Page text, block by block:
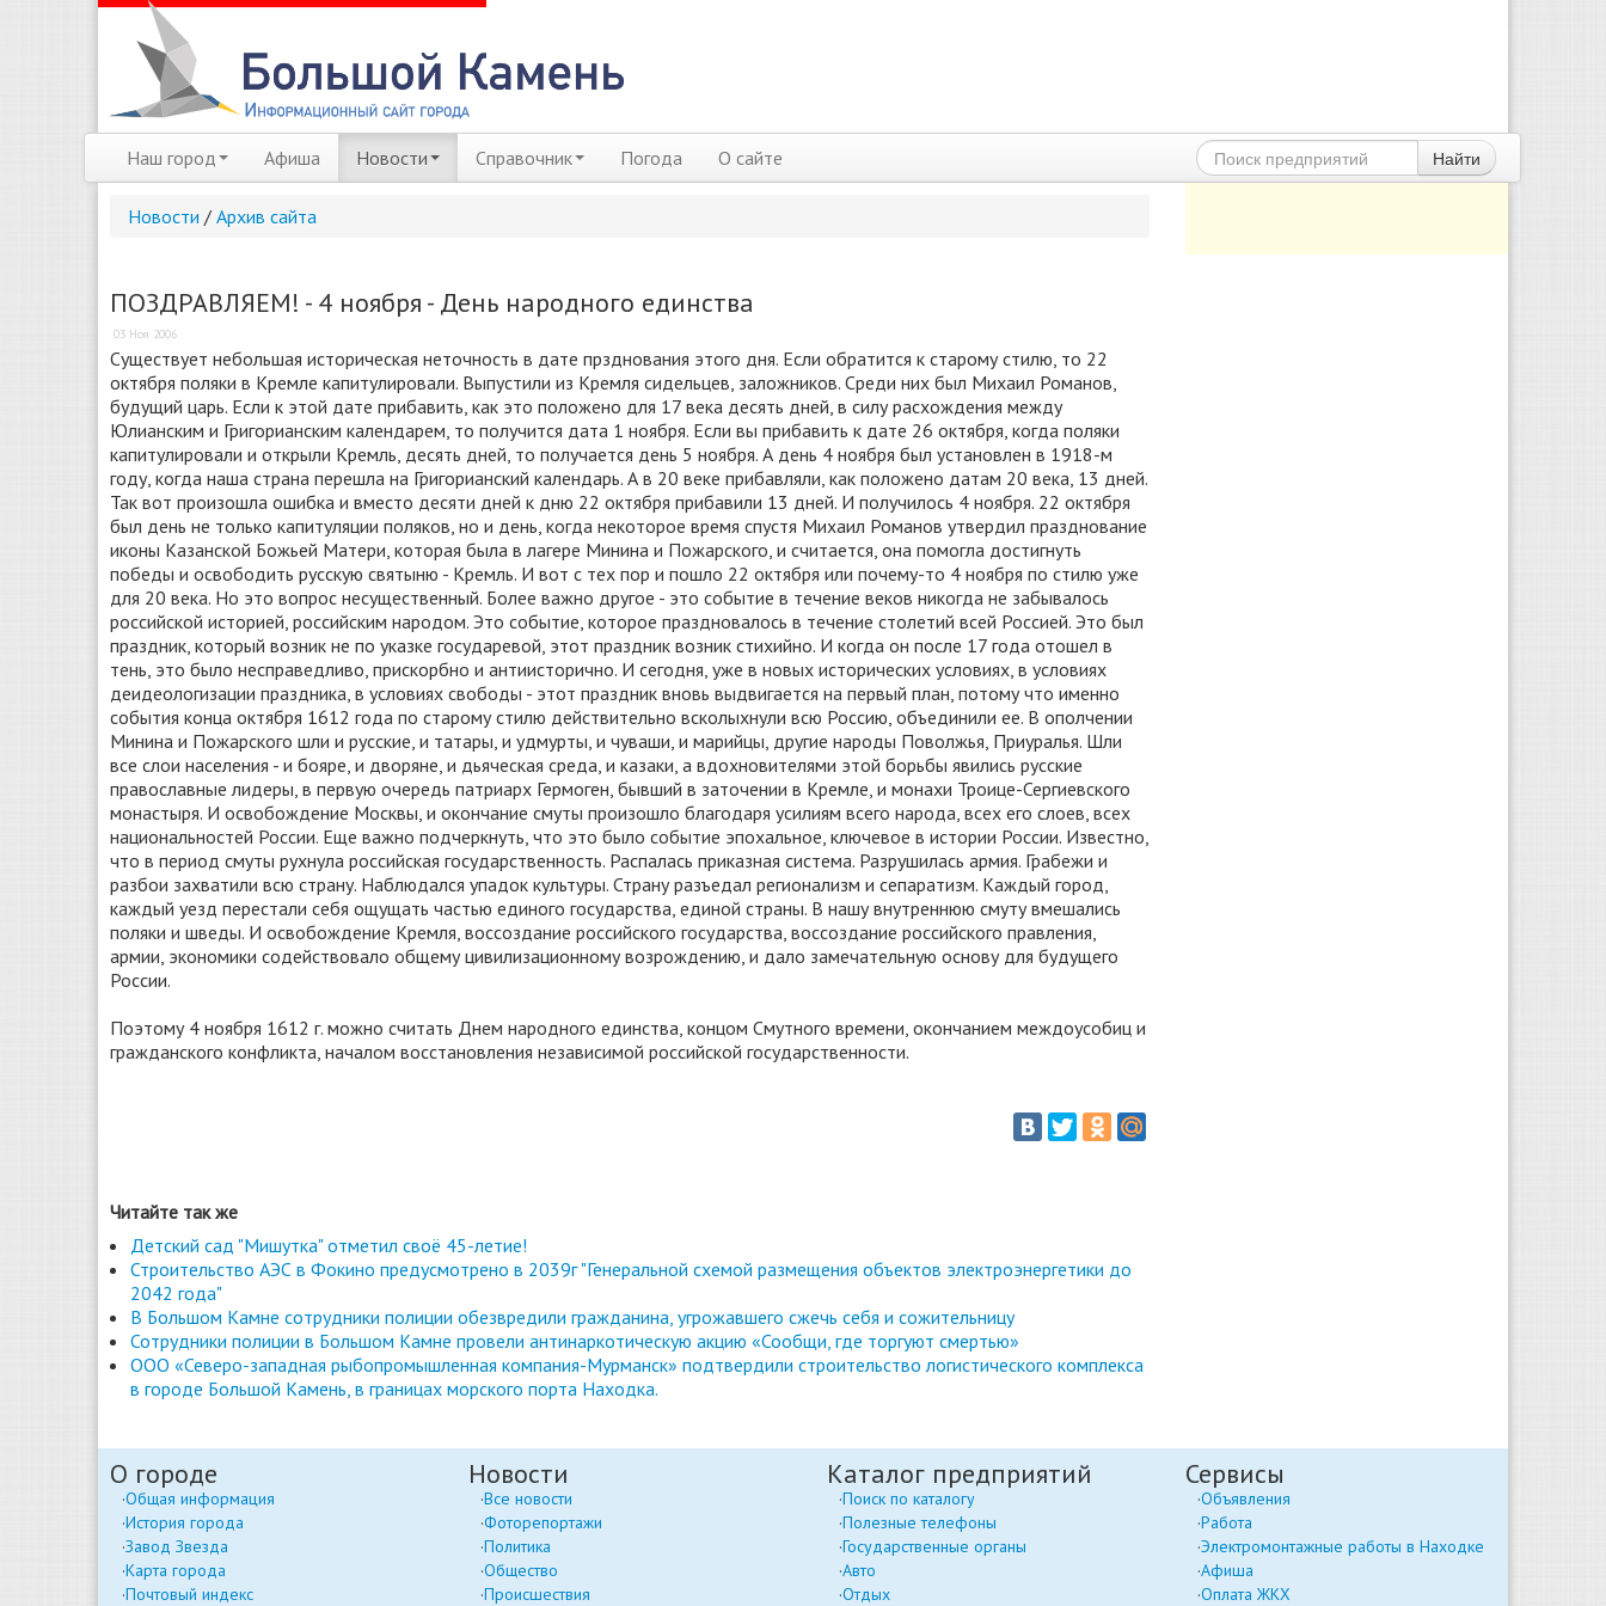
Наш город Афиша Новости Справочник Погода О сайте Найти
Новости / Архив сайта
ПОЗДРАВЛЯЕМ! - 4 ноября - День народного единства
03 Ноя 2006
Существует небольшая историческая неточность в дате прзднования этого дня. Если обратится к старому стилю, то 22
октября поляки в Кремле капитулировали. Выпустили из Кремля сидельцев, заложников. Среди них был Михаил Романов,
будущий царь. Если к этой дате прибавить, как это положено для 17 века десять дней, в силу расхождения между
Юлианским и Григорианским календарем, то получится дата 1 ноября. Если вы прибавить к дате 26 октября, когда поляки
капитулировали и открыли Кремль, десять дней, то получается день 5 ноября. А день 4 ноября был установлен в 1918-м
году, когда наша страна перешла на Григорианский календарь. А в 20 веке прибавляли, как положено датам 20 века, 13 дней.
Так вот произошла ошибка и вместо десяти дней к дню 22 октября прибавили 13 дней. И получилось 4 ноября. 22 октября
был день не только капитуляции поляков, но и день, когда некоторое время спустя Михаил Романов утвердил празднование
иконы Казанской Божьей Матери, которая была в лагере Минина и Пожарского, и считается, она помогла достигнуть
победы и освободить русскую святыню - Кремль. И вот с тех пор и пошло 22 октября или почему-то 4 ноября по стилю уже
для 20 века. Но это вопрос несущественный. Более важно другое - это событие в течение веков никогда не забывалось
российской историей, российским народом. Это событие, которое праздновалось в течение столетий всей Россией. Это был
праздник, который возник не по указке государевой, этот праздник возник стихийно. И когда он после 17 года отошел в
тень, это было несправедливо, прискорбно и антиисторично. И сегодня, уже в новых исторических условиях, в условиях
деидеологизации праздника, в условиях свободы - этот праздник вновь выдвигается на первый план, потому что именно
события конца октября 1612 года по старому стилю действительно всколыхнули всю Россию, объединили ее. В ополчении
Минина и Пожарского шли и русские, и татары, и удмурты, и чуваши, и марийцы, другие народы Поволжья, Приуралья. Шли
все слои населения - и бояре, и дворяне, и дьяческая среда, и казаки, а вдохновителями этой борьбы явились русские
православные лидеры, в первую очередь патриарх Гермоген, бывший в заточении в Кремле, и монахи Троице-Сергиевского
монастыря. И освобождение Москвы, и окончание смуты произошло благодаря усилиям всего народа, всех его слоев, всех
национальностей России. Еще важно подчеркнуть, что это было событие эпохальное, ключевое в истории России. Известно,
что в период смуты рухнула российская государственность. Распалась приказная система. Разрушилась армия. Грабежи и
разбои захватили всю страну. Наблюдался упадок культуры. Страну разъедал регионализм и сепаратизм. Каждый город,
каждый уезд перестали себя ощущать частью единого государства, единой страны. В нашу внутреннюю смуту вмешались
поляки и шведы. И освобождение Кремля, воссоздание российского государства, воссоздание российского правления,
армии, экономики содействовало общему цивилизационному возрождению, и дало замечательную основу для будущего
России.
Поэтому 4 ноября 1612 г. можно считать Днем народного единства, концом Смутного времени, окончанием междоусобиц и
гражданского конфликта, началом восстановления независимой российской государственности.
Читайте так же
Детский сад "Мишутка" отметил своё 45-летие!
Строительство АЭС в Фокино предусмотрено в 2039г "Генеральной схемой размещения объектов электроэнергетики до
2042 года"
В Большом Камне сотрудники полиции обезвредили гражданина, угрожавшего сжечь себя и сожительницу
Сотрудники полиции в Большом Камне провели антинаркотическую акцию «Сообщи, где торгуют смертью»
ООО «Северо-западная рыбопромышленная компания-Мурманск» подтвердили строительство логистического комплекса
в городе Большой Камень, в границах морского порта Находка.
О городе
Общая информация
История города
Завод Звезда
Карта города
Почтовый индекс
Новости
Все новости
Фоторепортажи
Политика
Общество
Происшествия
Каталог предприятий
Поиск по каталогу
Полезные телефоны
Государственные органы
Авто
Отдых
Сервисы
Объявления
Работа
Электромонтажные работы в Находке
Афиша
Оплата ЖКХ